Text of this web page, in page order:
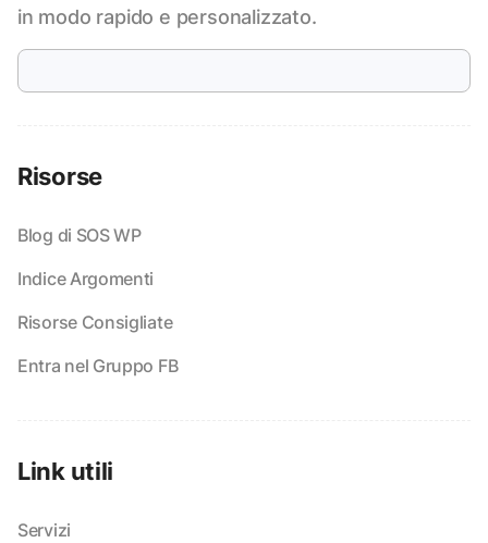
in modo rapido e personalizzato.
Risorse
Blog di SOS WP
Indice Argomenti
Risorse Consigliate
Entra nel Gruppo FB
Link utili
Servizi